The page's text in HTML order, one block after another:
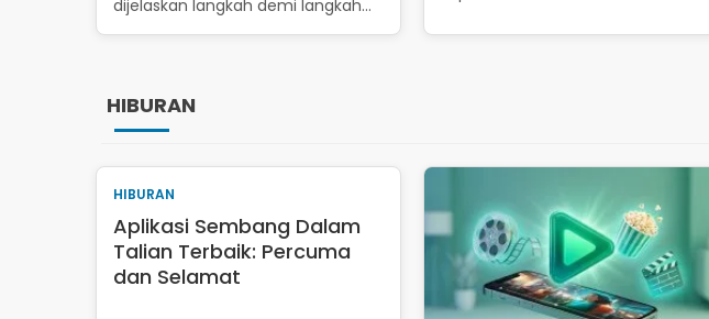
dijelaskan langkah demi langkah…
HIBURAN
HIBURAN
Aplikasi Sembang Dalam
Talian Terbaik: Percuma
dan Selamat